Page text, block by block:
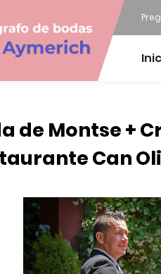
de Montse +
Can